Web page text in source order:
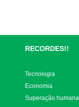
RECORDES!!
Tecnologia
Economia
Superação humana